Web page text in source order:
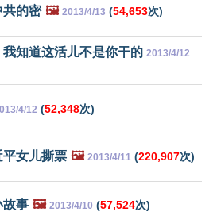
的密 🖼️ 2013/4/13 (54,653次)
知道这活儿不是你干的 2013/4/12
4/12 (52,348次)
女儿撕票 🖼️ 2013/4/11 (220,907次)
故事 🖼️ 2013/4/10 (57,524次)